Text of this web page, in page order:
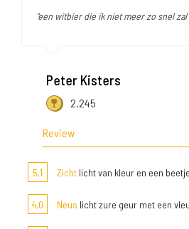
"een witbier die ik niet meer zo snel
Peter Kisters
2.245
Review
5,1 Zicht licht van kleur en een
4,0 Neus licht zure geur met een